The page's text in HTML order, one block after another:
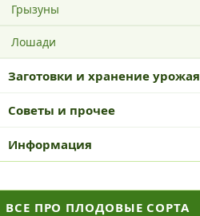
Грызуны
Лошади
Заготовки и хранение урожая
Советы и прочее
Информация
ВСЕ ПРО ПЛОДОВЫЕ СОРТА